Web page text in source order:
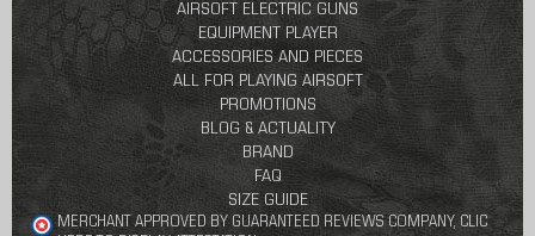
AIRSOFT ELECTRIC GUNS
EQUIPMENT PLAYER
ACCESSORIES AND PIECES
ALL FOR PLAYING AIRSOFT
PROMOTIONS
BLOG & ACTUALITY
BRAND
FAQ
SIZE GUIDE
MERCHANT APPROVED BY GUARANTEED REVIEWS COMPANY, CLIC